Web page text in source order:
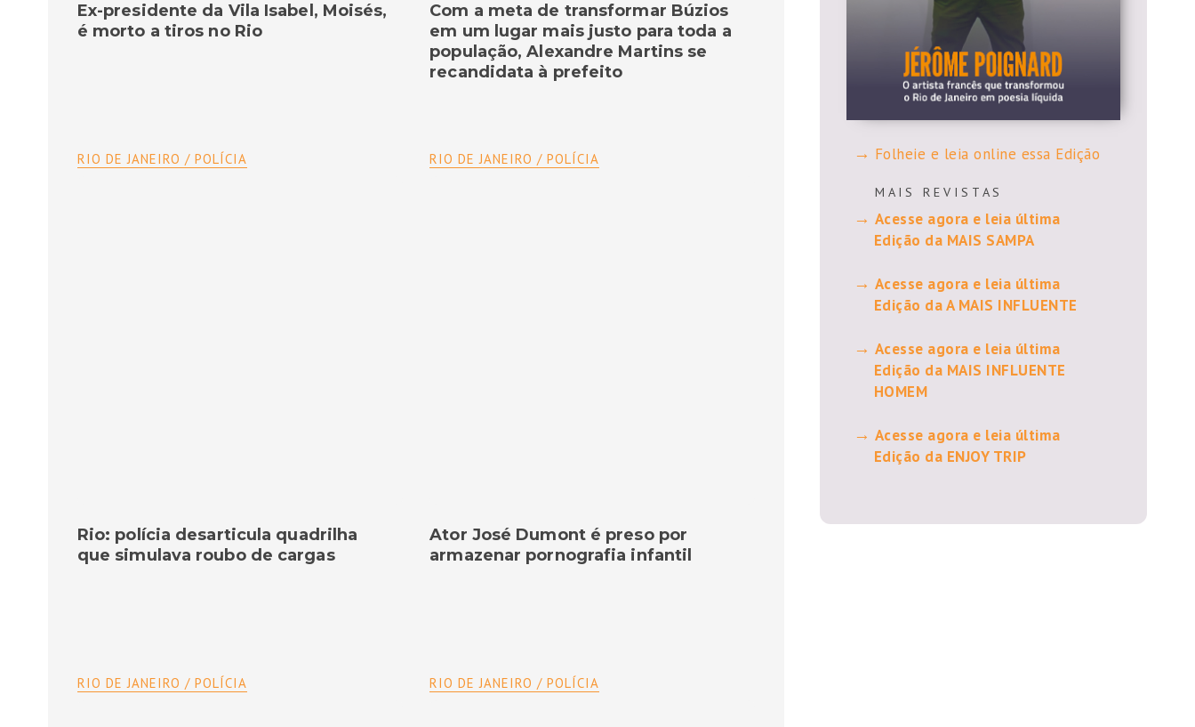
Com a meta de transformar Búzios
em um lugar mais justo para toda a
população, Alexandre Martins se
recandidata à prefeito
Ex-presidente da Vila Isabel, Moisés,
é morto a tiros no Rio
RIO DE JANEIRO / POLÍCIA
Ator José Dumont é preso por
armazenar pornografia infantil
RIO DE JANEIRO / POLÍCIA
Rio: polícia desarticula quadrilha
que simulava roubo de cargas
RIO DE JANEIRO / POLÍCIA
RIO DE JANEIRO / POLÍCIA
Folheie e leia online essa Edição
M A I S R E V I S T A S
Acesse agora e leia última
Edição da MAIS SAMPA
Acesse agora e leia última
Edição da A MAIS INFLUENTE
Acesse agora e leia última
Edição da MAIS INFLUENTE
HOMEM
Acesse agora e leia última
Edição da ENJOY TRIP